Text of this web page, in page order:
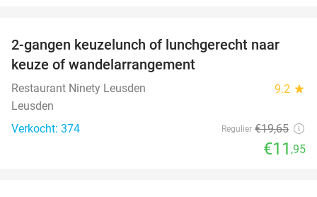
39%
2-gangen keuzelunch of lunchgerecht naar
keuze of wandelarrangement
Restaurant Ninety Leusden 9.2 star
Leusden
Verkocht: 374
Regulier €19,65
€11 ,95